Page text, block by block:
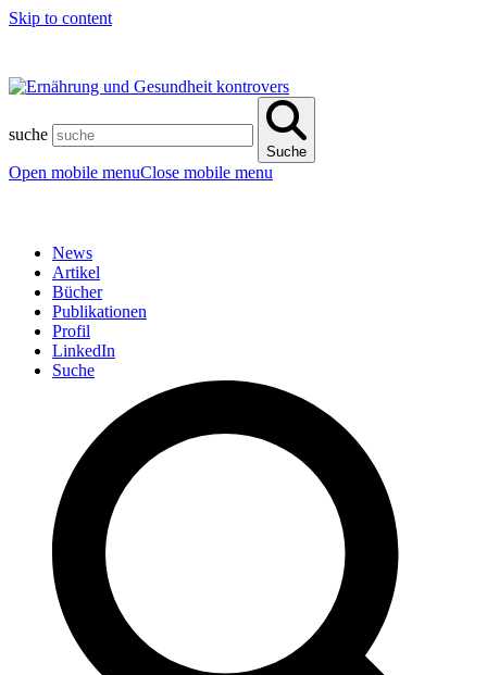
Skip to content
suche
Suche
Open mobile menuClose mobile menu
News
Artikel
Bücher
Publikationen
Profil
LinkedIn
Suche